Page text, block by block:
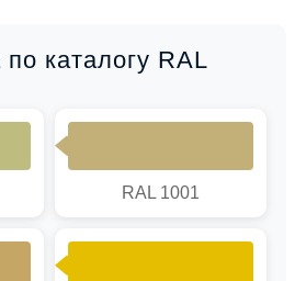
каталогу RAL
RAL 1001